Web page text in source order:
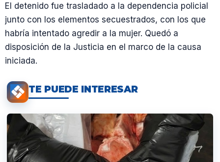
El detenido fue trasladado a la dependencia policial
junto con los elementos secuestrados, con los que
habría intentado agredir a la mujer. Quedó a
disposición de la Justicia en el marco de la causa
iniciada.
TE PUEDE INTERESAR